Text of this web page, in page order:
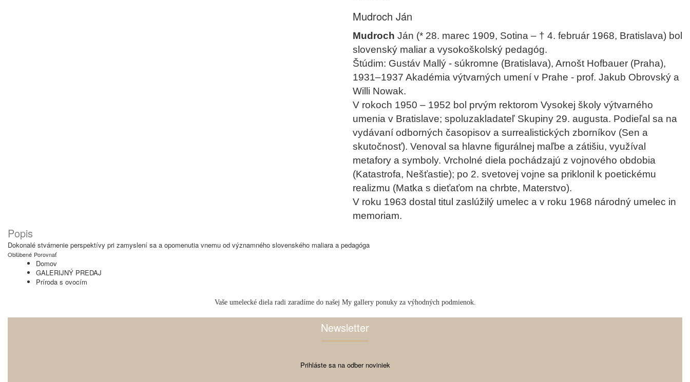
Mudroch Ján
Mudroch Ján (* 28. marec 1909, Sotina – † 4. február 1968, Bratislava) bol
slovenský maliar a vysokoškolský pedagóg.
Štúdim: Gustáv Mallý - súkromne (Bratislava), Arnošt Hofbauer (Praha),
1931–1937 Akadémia výtvarných umení v Prahe - prof. Jakub Obrovský a
Willi Nowak.
V rokoch 1950 – 1952 bol prvým rektorom Vysokej školy výtvarného
umenia v Bratislave; spoluzakladateľ Skupiny 29. augusta. Podieľal sa na
vydávaní odborných časopisov a surrealistických zborníkov (Sen a
skutočnosť). Venoval sa hlavne figurálnej maľbe a zátišiu, využíval
metafory a symboly. Vrcholné diela pochádzajú z vojnového obdobia
(Katastrofa, Nešťastie); po 2. svetovej vojne sa priklonil k poetickému
realizmu (Matka s dieťaťom na chrbte, Materstvo).
V roku 1963 dostal titul zaslúžilý umelec a v roku 1968 národný umelec in
memoriam.
Popis
Dokonalé stvárnenie perspektívy pri zamyslení sa a opomenutia vnemu od významného slovenského maliara a pedagóga
Obľúbené Porovnať
Domov
GALERIJNÝ PREDAJ
Príroda s ovocím
Vaše umelecké diela radi zaradíme do našej My gallery ponuky za výhodných podmienok.
Newsletter
Prihláste sa na odber noviniek